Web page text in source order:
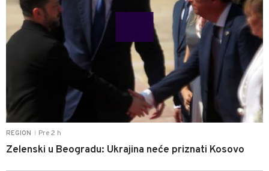
REGION Pre 2 h
Zelenski u Beogradu: Ukrajina neće priznati Kosovo